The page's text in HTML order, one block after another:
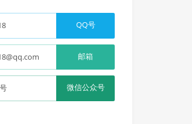
QQ号
邮箱
微信公众号